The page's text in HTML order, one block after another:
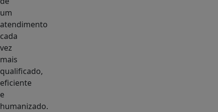
um
atendimento
cada
vez
mais
qualificado,
eficiente
e
humanizado.